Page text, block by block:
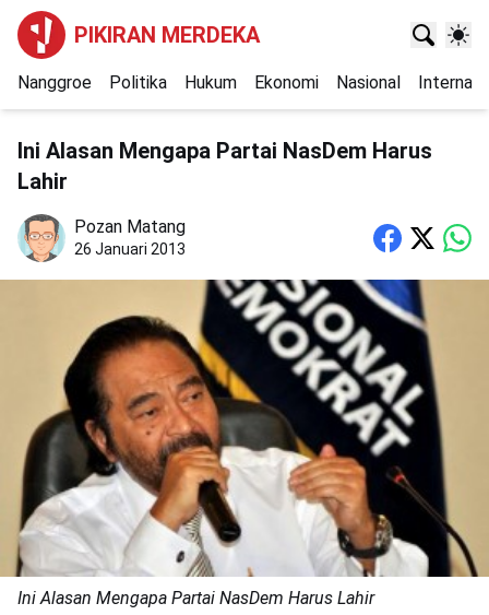
PIKIRAN MERDEKA
Nanggroe Politika Hukum Ekonomi Nasional
Ini Alasan Mengapa Partai NasDem Harus
Lahir
Pozan Matang
26 Januari 2013
Ini Alasan Mengapa Partai NasDem Harus Lahir